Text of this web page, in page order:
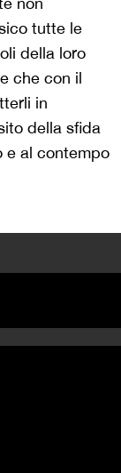
tutte le
della loro
che con il
in
della sfida
e al contempo